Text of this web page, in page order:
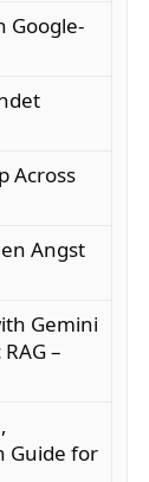
Google-
Across
Angst
Gemini
–
Guide for